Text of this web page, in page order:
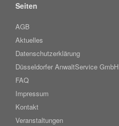
Seiten
AGB
Aktuelles
Datenschutzerklärung
Düsseldorfer AnwaltService GmbH
FAQ
Impressum
Kontakt
Veranstaltungen